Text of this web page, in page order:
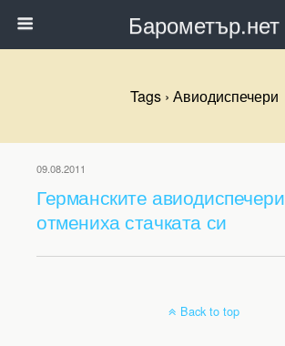
Барометър.нет
Tags › Авиодиспечери
09.08.2011
Германските авиодиспечери
отмениха стачката си
Back to top